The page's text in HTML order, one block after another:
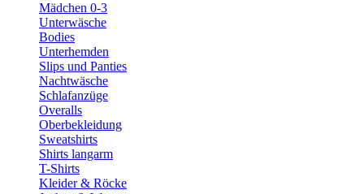
Mädchen 0-3
Unterwäsche
Bodies
Unterhemden
Slips und Panties
Nachtwäsche
Schlafanzüge
Overalls
Oberbekleidung
Sweatshirts
Shirts langarm
T-Shirts
Kleider & Röcke